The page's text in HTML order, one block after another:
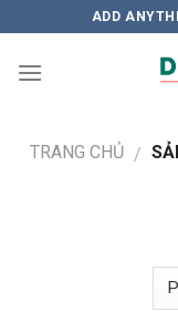
to
content
ADD
TRANG CHỦ /